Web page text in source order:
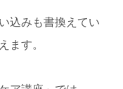
込みも書換えてい
ます。